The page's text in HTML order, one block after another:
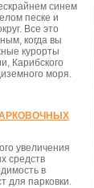
синем
песке и
Все это
когда вы
курорты
Карибского
моря.
увеличения
средств
в
для парковки.